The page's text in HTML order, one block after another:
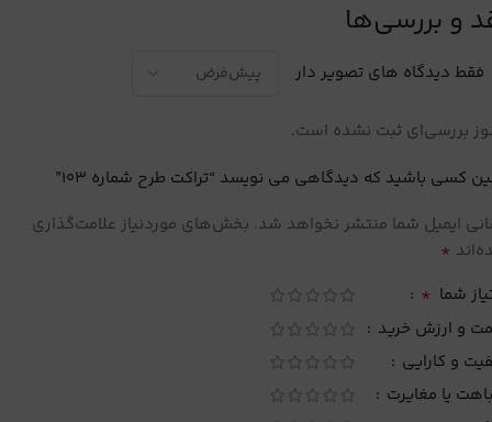
و بررسی‌ها
فقط دیدگاه های تصویر دار
بررسی‌ای ثبت نشده است.
کسی باشید که دیدگاهی می نویسد “تراکت طرح شماره 103”
ایمیل شما منتشر نخواهد شد. بخش‌های موردنیاز علامت‌گذاری
*
شما *
و ارزش خرید
و کارایی
یا مغایرت